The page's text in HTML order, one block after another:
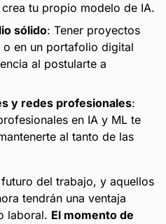
tu propio modelo de IA.
sólido: Tener proyectos
o en un portafolio digital
al postularte a
y redes profesionales:
en IA y ML te
al tanto de las
del trabajo, y aquellos
tendrán una ventaja
laboral. El momento de